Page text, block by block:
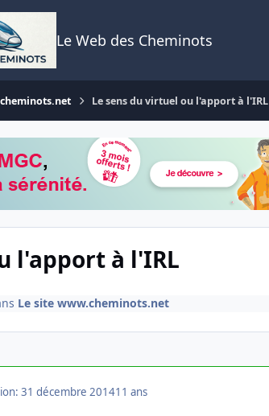
Le Web des Cheminots
Le sens du virtuel ou l'apport à l'IRL
l'apport à l'IRL
Le site www.cheminots.net
31 décembre 201411 ans